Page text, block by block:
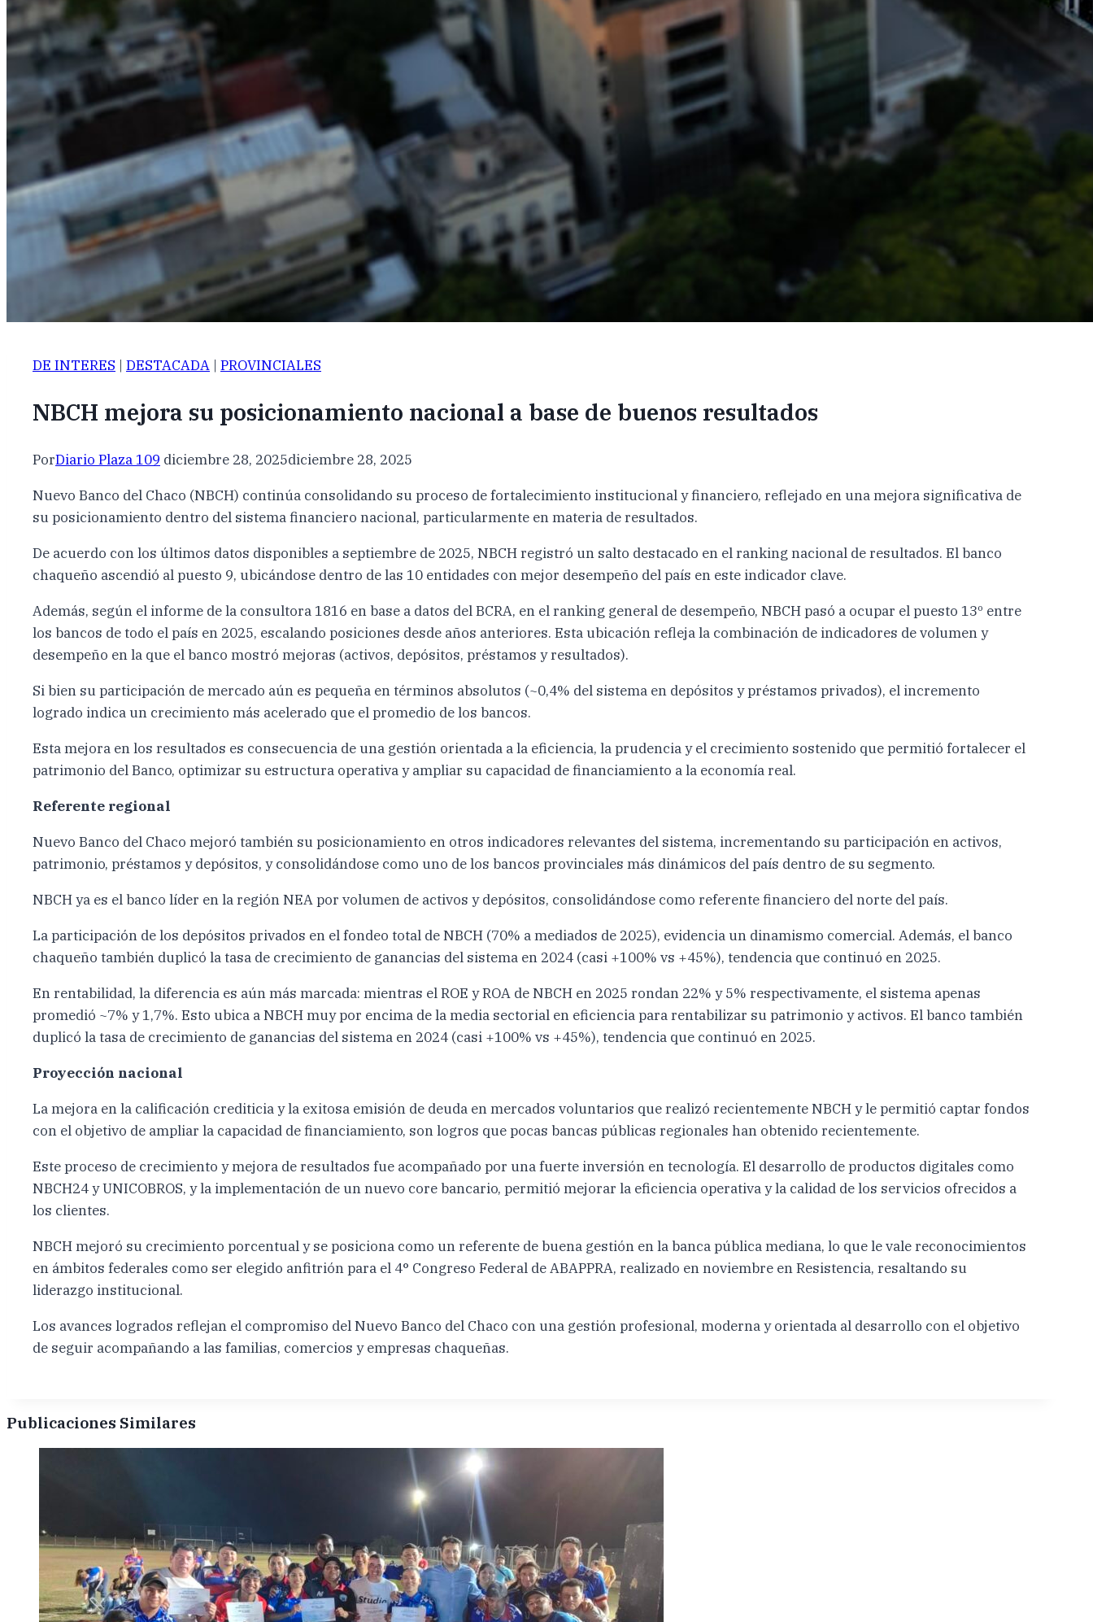
DE INTERES | DESTACADA | PROVINCIALES
NBCH mejora su posicionamiento nacional a base de buenos resultados
PorDiario Plaza 109 diciembre 28, 2025diciembre 28, 2025
Nuevo Banco del Chaco (NBCH) continúa consolidando su proceso de fortalecimiento institucional y financiero, reflejado en una mejora significativa de
su posicionamiento dentro del sistema financiero nacional, particularmente en materia de resultados.
De acuerdo con los últimos datos disponibles a septiembre de 2025, NBCH registró un salto destacado en el ranking nacional de resultados. El banco
chaqueño ascendió al puesto 9, ubicándose dentro de las 10 entidades con mejor desempeño del país en este indicador clave.
Además, según el informe de la consultora 1816 en base a datos del BCRA, en el ranking general de desempeño, NBCH pasó a ocupar el puesto 13º entre
los bancos de todo el país en 2025, escalando posiciones desde años anteriores. Esta ubicación refleja la combinación de indicadores de volumen y
desempeño en la que el banco mostró mejoras (activos, depósitos, préstamos y resultados).
Si bien su participación de mercado aún es pequeña en términos absolutos (~0,4% del sistema en depósitos y préstamos privados), el incremento
logrado indica un crecimiento más acelerado que el promedio de los bancos.
Esta mejora en los resultados es consecuencia de una gestión orientada a la eficiencia, la prudencia y el crecimiento sostenido que permitió fortalecer el
patrimonio del Banco, optimizar su estructura operativa y ampliar su capacidad de financiamiento a la economía real.
Referente regional
Nuevo Banco del Chaco mejoró también su posicionamiento en otros indicadores relevantes del sistema, incrementando su participación en activos,
patrimonio, préstamos y depósitos, y consolidándose como uno de los bancos provinciales más dinámicos del país dentro de su segmento.
NBCH ya es el banco líder en la región NEA por volumen de activos y depósitos, consolidándose como referente financiero del norte del país.
La participación de los depósitos privados en el fondeo total de NBCH (70% a mediados de 2025), evidencia un dinamismo comercial. Además, el banco
chaqueño también duplicó la tasa de crecimiento de ganancias del sistema en 2024 (casi +100% vs +45%), tendencia que continuó en 2025.
En rentabilidad, la diferencia es aún más marcada: mientras el ROE y ROA de NBCH en 2025 rondan 22% y 5% respectivamente, el sistema apenas
promedió ~7% y 1,7%. Esto ubica a NBCH muy por encima de la media sectorial en eficiencia para rentabilizar su patrimonio y activos. El banco también
duplicó la tasa de crecimiento de ganancias del sistema en 2024 (casi +100% vs +45%), tendencia que continuó en 2025.
Proyección nacional
La mejora en la calificación crediticia y la exitosa emisión de deuda en mercados voluntarios que realizó recientemente NBCH y le permitió captar fondos
con el objetivo de ampliar la capacidad de financiamiento, son logros que pocas bancas públicas regionales han obtenido recientemente.
Este proceso de crecimiento y mejora de resultados fue acompañado por una fuerte inversión en tecnología. El desarrollo de productos digitales como
NBCH24 y UNICOBROS, y la implementación de un nuevo core bancario, permitió mejorar la eficiencia operativa y la calidad de los servicios ofrecidos a
los clientes.
NBCH mejoró su crecimiento porcentual y se posiciona como un referente de buena gestión en la banca pública mediana, lo que le vale reconocimientos
en ámbitos federales como ser elegido anfitrión para el 4° Congreso Federal de ABAPPRA, realizado en noviembre en Resistencia, resaltando su
liderazgo institucional.
Los avances logrados reflejan el compromiso del Nuevo Banco del Chaco con una gestión profesional, moderna y orientada al desarrollo con el objetivo
de seguir acompañando a las familias, comercios y empresas chaqueñas.
Publicaciones Similares